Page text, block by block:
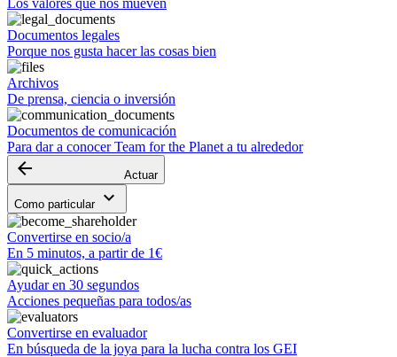
Los valores que nos mueven
Documentos legales
Porque nos gusta hacer las cosas bien
Archivos
De prensa, ciencia o inversión
Documentos de comunicación
Para dar a conocer Team for the Planet a tu alrededor
arrow_backward Actuar
Como particular keyboard_arrow_down
Convertirse en socio/a
En 5 minutos, a partir de 1€
Ayudar en 30 segundos
Acciones pequeñas para todos/as
Convertirse en evaluador
En búsqueda de la joya para la lucha contra los GEI